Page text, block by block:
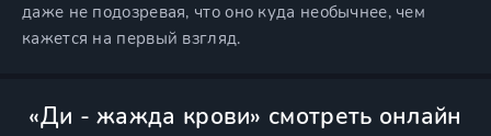
даже не подозревая, что оно куда необычнее, чем
кажется на первый взгляд.
«Ди - жажда крови» смотреть онлайн